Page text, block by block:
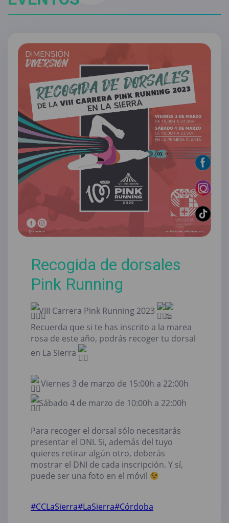
Recogida de dorsales
Pink Running
VIII Carrera Pink Running 2023
Recuerda que si te has inscrito a la marea
rosa de este año, podrás recoger tu dorsal
en La Sierra
Viernes 3 de marzo de 15:00h a 22:00h
Sábado 4 de marzo de 10:00h a 22:00h
Para recoger el dorsal sólo necesitarás
presentar el DNI. Si, además del tuyo
quieres retirar algún otro, deberás
mostrar el DNI de cada inscripción. Y sí,
puede ser una foto en el móvil
#CCLaSierra#LaSierra#Córdoba